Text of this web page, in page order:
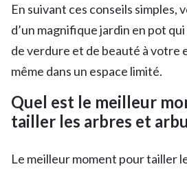
En suivant ces conseils simples,
d’un magnifique jardin en pot
de verdure et de beauté à votre
même dans un espace limité.
Quel est le meilleur
tailler les arbres et
Le meilleur moment pour tailler